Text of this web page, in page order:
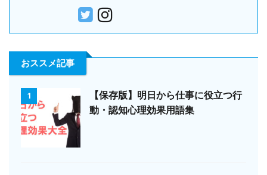
おススメ記事
1
【保存版】明日から仕事に役立つ行
動・認知心理効果用語集